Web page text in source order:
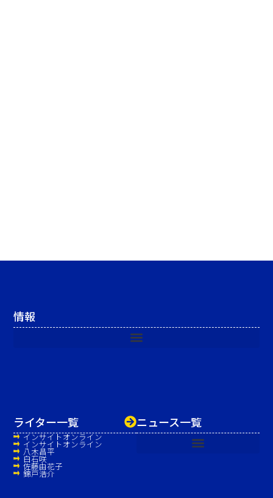
ニュース一覧
ライター一覧
インサイトオンライン
インサイトオンライン
八木昌平
白石咲
佐藤由花子
錦戸浩介
情報